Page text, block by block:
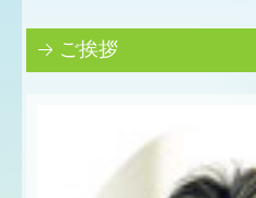
ご挨拶